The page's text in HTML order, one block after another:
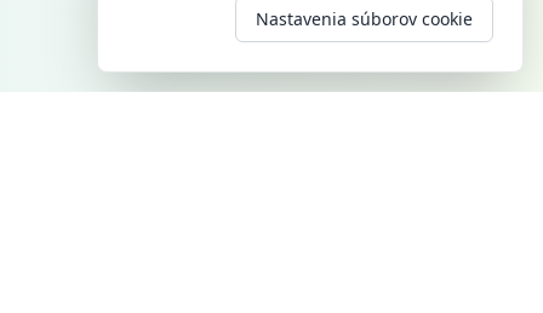
Nastavenia súborov cookie